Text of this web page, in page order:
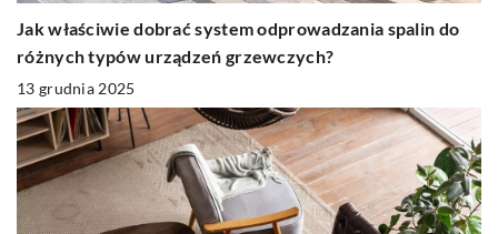
Jak właściwie dobrać system odprowadzania spalin do
różnych typów urządzeń grzewczych?
13 grudnia 2025